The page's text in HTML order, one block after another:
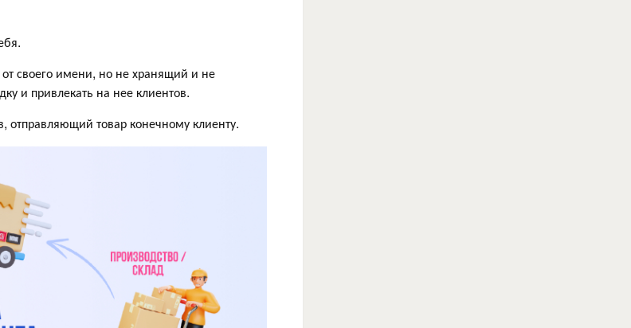
своего имени, но не хранящий и не
и привлекать на нее клиентов.
отправляющий товар конечному клиенту.